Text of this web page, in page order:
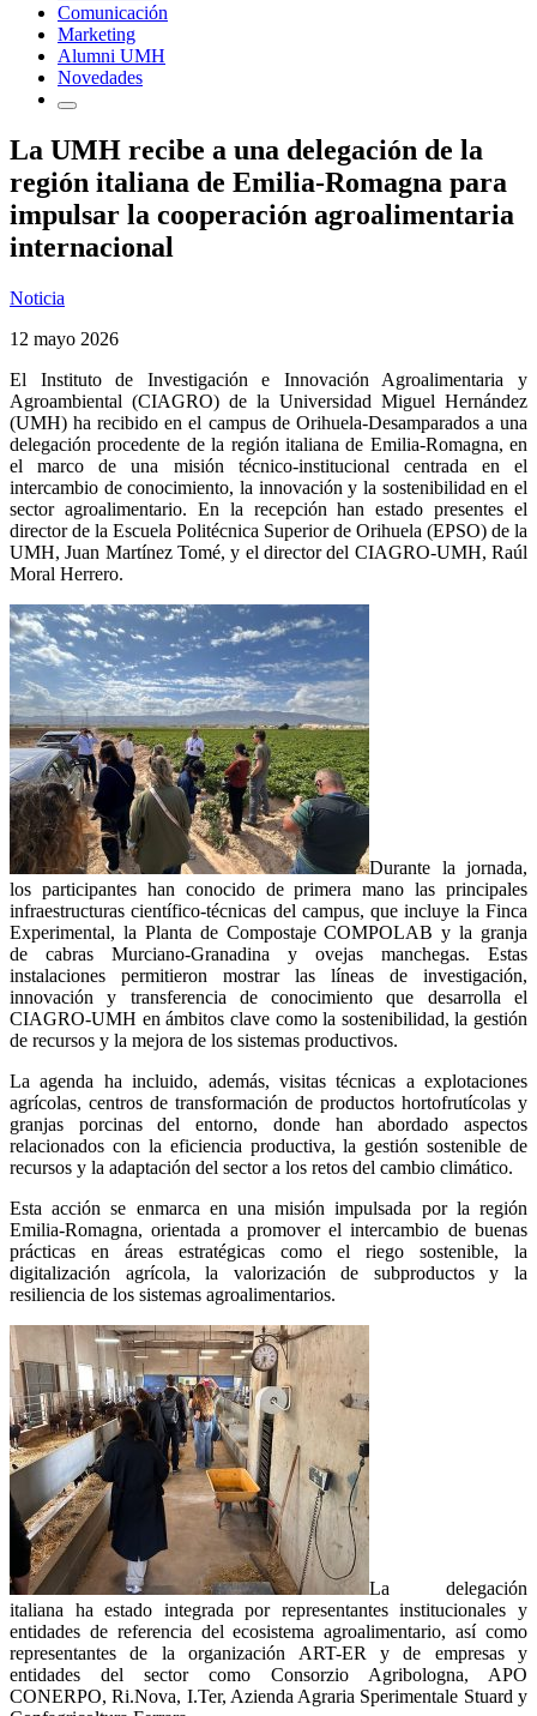
Comunicación
Marketing
Alumni UMH
Novedades
La UMH recibe a una delegación de la
región italiana de Emilia-Romagna para
impulsar la cooperación agroalimentaria
internacional
Noticia
12 mayo 2026
El Instituto de Investigación e Innovación Agroalimentaria y
Agroambiental (CIAGRO) de la Universidad Miguel Hernández
(UMH) ha recibido en el campus de Orihuela-Desamparados a una
delegación procedente de la región italiana de Emilia-Romagna, en
el marco de una misión técnico-institucional centrada en el
intercambio de conocimiento, la innovación y la sostenibilidad en el
sector agroalimentario. En la recepción han estado presentes el
director de la Escuela Politécnica Superior de Orihuela (EPSO) de la
UMH, Juan Martínez Tomé, y el director del CIAGRO-UMH, Raúl
Moral Herrero.
Durante la jornada,
los participantes han conocido de primera mano las principales
infraestructuras científico-técnicas del campus, que incluye la Finca
Experimental, la Planta de Compostaje COMPOLAB y la granja
de cabras Murciano-Granadina y ovejas manchegas. Estas
instalaciones permitieron mostrar las líneas de investigación,
innovación y transferencia de conocimiento que desarrolla el
CIAGRO-UMH en ámbitos clave como la sostenibilidad, la gestión
de recursos y la mejora de los sistemas productivos.
La agenda ha incluido, además, visitas técnicas a explotaciones
agrícolas, centros de transformación de productos hortofrutícolas y
granjas porcinas del entorno, donde han abordado aspectos
relacionados con la eficiencia productiva, la gestión sostenible de
recursos y la adaptación del sector a los retos del cambio climático.
Esta acción se enmarca en una misión impulsada por la región
Emilia-Romagna, orientada a promover el intercambio de buenas
prácticas en áreas estratégicas como el riego sostenible, la
digitalización agrícola, la valorización de subproductos y la
resiliencia de los sistemas agroalimentarios.
La delegación
italiana ha estado integrada por representantes institucionales y
entidades de referencia del ecosistema agroalimentario, así como
representantes de la organización ART-ER y de empresas y
entidades del sector como Consorzio Agribologna, APO
CONERPO, Ri.Nova, I.Ter, Azienda Agraria Sperimentale Stuard y